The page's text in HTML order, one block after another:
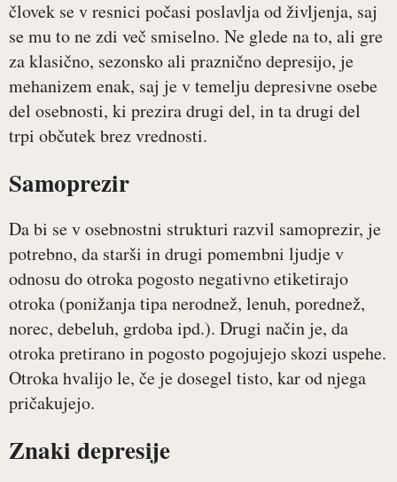
človek se v resnici počasi poslavlja od življenja, saj
se mu to ne zdi več smiselno. Ne glede na to, ali gre
za klasično, sezonsko ali praznično depresijo, je
mehanizem enak, saj je v temelju depresivne osebe
del osebnosti, ki prezira drugi del, in ta drugi del
trpi občutek brez vrednosti.
Samoprezir
Da bi se v osebnostni strukturi razvil samoprezir, je
potrebno, da starši in drugi pomembni ljudje v
odnosu do otroka pogosto negativno etiketirajo
otroka (ponižanja tipa nerodnež, lenuh, porednež,
norec, debeluh, grdoba ipd.). Drugi način je, da
otroka pretirano in pogosto pogojujejo skozi uspehe.
Otroka hvalijo le, če je dosegel tisto, kar od njega
pričakujejo.
Znaki depresije